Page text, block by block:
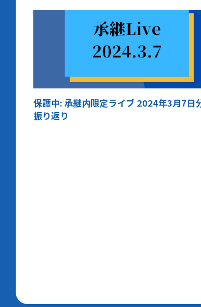
保護中: 承継内限定ライブ 2024年3月7日
振り返り